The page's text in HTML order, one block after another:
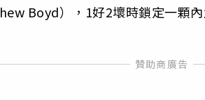
Boyd），1好2壞時鎖定一顆